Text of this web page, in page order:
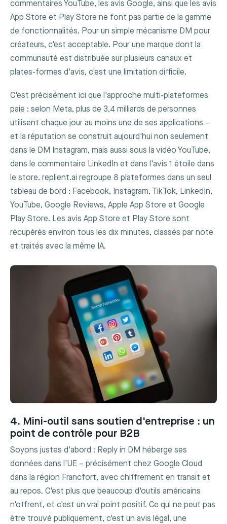
commentaires YouTube, les avis Google, ainsi que les avis
App Store et Play Store ne font pas partie de la gamme
de fonctionnalités. Pour un simple mécanisme DM pour
créateurs, c'est acceptable. Pour une marque dont la
communauté est distribuée sur plusieurs canaux et
plates-formes d'avis, c'est une limitation difficile.
C'est précisément ici que l'approche multi-plateformes
paie : selon Meta, plus de 3,4 milliards de personnes
utilisent chaque jour au moins une de ses applications –
et la réputation se construit aujourd'hui non seulement
dans le DM Instagram, mais aussi sous la vidéo YouTube,
dans le commentaire LinkedIn et dans l'avis 1 étoile dans
le store. replient.ai regroupe 8 plateformes dans un seul
tableau de bord : Facebook, Instagram, TikTok, LinkedIn,
YouTube, Google Reviews, Apple App Store et Google
Play Store. Les avis App Store et Play Store sont
récupérés environ tous les dix minutes, classés par note
et traités avec la même IA.
4. Mini-outil sans soutien d'entreprise : un
point de contrôle pour B2B
Soyons justes d'abord : Reply in DM héberge ses
données dans l'UE – précisément chez Google Cloud
dans la région Francfort, avec chiffrement en transit et
au repos. C'est plus que beaucoup d'outils américains
n'offrent, et c'est un vrai point positif. Ce qui ne peut pas
être trouvé publiquement, c'est un avis légal, une